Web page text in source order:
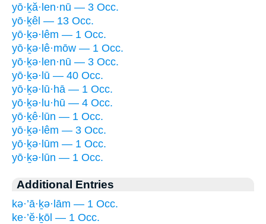
yō·ḵă·len·nū — 3 Occ.
yō·ḵêl — 13 Occ.
yō·ḵə·lêm — 1 Occ.
yō·ḵə·lê·mōw — 1 Occ.
yō·ḵə·len·nū — 3 Occ.
yō·ḵə·lū — 40 Occ.
yō·ḵə·lū·hā — 1 Occ.
yō·ḵə·lu·hū — 4 Occ.
yō·ḵê·lūn — 1 Occ.
yō·ḵə·lêm — 3 Occ.
yō·ḵə·lūm — 1 Occ.
yō·ḵə·lūn — 1 Occ.
Additional Entries
kə·’ā·ḵə·lām — 1 Occ.
ke·’ĕ·ḵōl — 1 Occ.